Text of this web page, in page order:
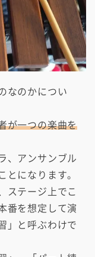
なのかについ
が一つの楽曲を
、アンサンブル
とになります。
ステージ上でこ
番を想定して演
」と呼ぶわけで